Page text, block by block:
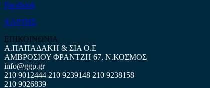
Facebook
ΧΑΡΤΗΣ
ΕΠΙΚΟΙΝΩΝΙΑ
Α.ΠΑΠΑΔΑΚΗ & ΣΙΑ Ο.Ε
ΑΜΒΡΟΣΙΟΥ ΦΡΑΝΤΖΗ 67, Ν.ΚΟΣΜΟΣ
info@ggp.gr
210 9012444 210 9239148 210 9238158
210 9026839